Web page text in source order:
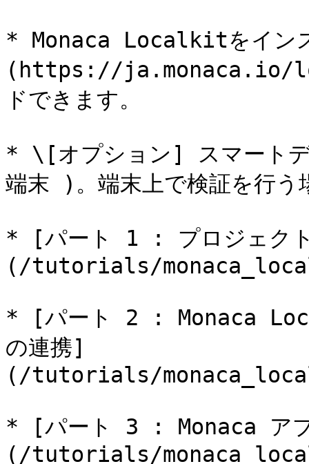
* Monaca Localkitをイン
(https://ja.monaca.io/
ドできます。
* \[オプション] スマート
端末 )。端末上で検証を行う
* [パート 1 : プロジェク
(/tutorials/
* [パート 2 : Monaca
の連携]
(/tutorials/
* [パート 3 : Monaca ア
(/tutorials/